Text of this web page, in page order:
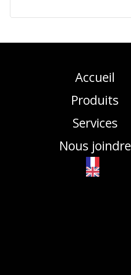
Accueil
Produits
Services
Nous joindre